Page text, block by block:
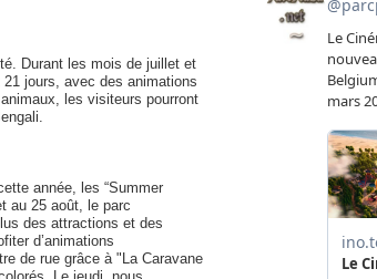
Durant les mois de juillet et
jours, avec des animations
les visiteurs pourront
année, les “Summer
au 25 août, le parc
des attractions et des
d’animations
de rue grâce à "La Caravane